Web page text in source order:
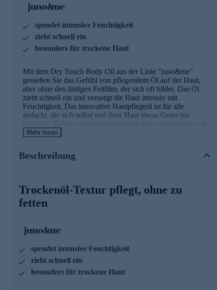
spendet intensive Feuchtigkeit
zieht schnell ein
besonders für trockene Haut
Mit dem Dry Touch Body Oil aus der Linie "juno&me"
genießen Sie das Gefühl von pflegendem Öl auf der Haut,
aber ohne den lästigen Fettfilm, der sich oft bildet. Das Öl
zieht schnell ein und versorgt die Haut intensiv mit
Feuchtigkeit. Das innovative Hautpflegeöl ist für alle
gedacht, die sich selbst und ihrer Haut etwas Gutes tun
möchten. Es kann langfristig trockener Haut vorbeugen und
verwöhnt mit dem pudrigen Signature Duft.
Die enthaltenen Öle im Überblick
der Hautbarriere werden somit vorgebeugt.
wirkt feuchtigkeitserhaltend und
bewahrt somit die Haut vor dem Austrocknen.
trockene Winterluft.
Für intensive Wellness-Momente im eigenen Bad jetzt
online bestellen.
Mehr lesen
Beschreibung
Trockenöl-Textur pflegt, ohne zu
fetten
spendet intensive Feuchtigkeit
zieht schnell ein
besonders für trockene Haut